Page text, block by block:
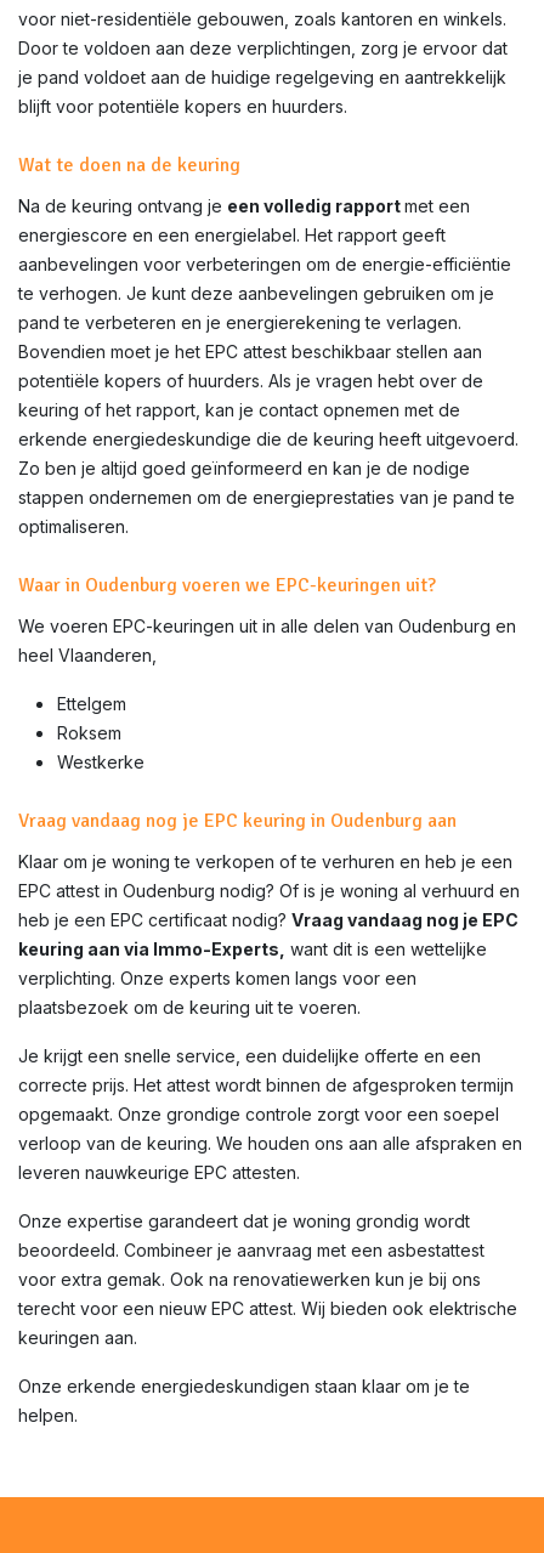
voor niet-residentiële gebouwen, zoals kantoren en winkels.
Door te voldoen aan deze verplichtingen, zorg je ervoor dat
je pand voldoet aan de huidige regelgeving en aantrekkelijk
blijft voor potentiële kopers en huurders.
Wat te doen na de keuring
Na de keuring ontvang je een volledig rapportmet een
energiescore en een energielabel. Het rapport geeft
aanbevelingen voor verbeteringen om de energie-efficiëntie
te verhogen. Je kunt deze aanbevelingen gebruiken om je
pand te verbeteren en je energierekening te verlagen.
Bovendien moet je het EPC attest beschikbaar stellen aan
potentiële kopers of huurders. Als je vragen hebt over de
keuring of het rapport, kan je contact opnemen met de
erkende energiedeskundige die de keuring heeft uitgevoerd.
Zo ben je altijd goed geïnformeerd en kan je de nodige
stappen ondernemen om de energieprestaties van je pand te
optimaliseren.
Waar in Oudenburg voeren we EPC-keuringen uit?
We voeren EPC-keuringen uit in alle delen van Oudenburg en
heel Vlaanderen,
Ettelgem
Roksem
Westkerke
Vraag vandaag nog je EPC keuring in Oudenburg aan
Klaar om je woning te verkopen of te verhuren en heb je een
EPC attest in Oudenburg nodig? Of is je woning al verhuurd en
heb je een EPC certificaat nodig? Vraag vandaag nog je EPC
keuring aan via Immo-Experts, want dit is een wettelijke
verplichting. Onze experts komen langs voor een
plaatsbezoek om de keuring uit te voeren.
Je krijgt een snelle service, een duidelijke offerte en een
correcte prijs. Het attest wordt binnen de afgesproken termijn
opgemaakt. Onze grondige controle zorgt voor een soepel
verloop van de keuring. We houden ons aan alle afspraken en
leveren nauwkeurige EPC attesten.
Onze expertise garandeert dat je woning grondig wordt
beoordeeld. Combineer je aanvraag met een asbestattest
voor extra gemak. Ook na renovatiewerken kun je bij ons
terecht voor een nieuw EPC attest. Wij bieden ook elektrische
keuringen aan.
Onze erkende energiedeskundigen staan klaar om je te
helpen.